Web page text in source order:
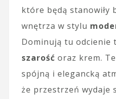
które będą stanowiły
wnętrza w stylu
Dominują tu odcienie
szarość oraz krem.
spójną i elegancką
że przestrzeń wydaje